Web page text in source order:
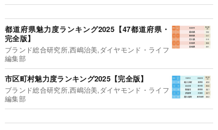
都道府県魅力度ランキング2025【47都道府県・
完全版】
ブランド総合研究所,西嶋治美,ダイヤモンド・ライフ
編集部
市区町村魅力度ランキング2025【完全版】
ブランド総合研究所,西嶋治美,ダイヤモンド・ライフ
編集部